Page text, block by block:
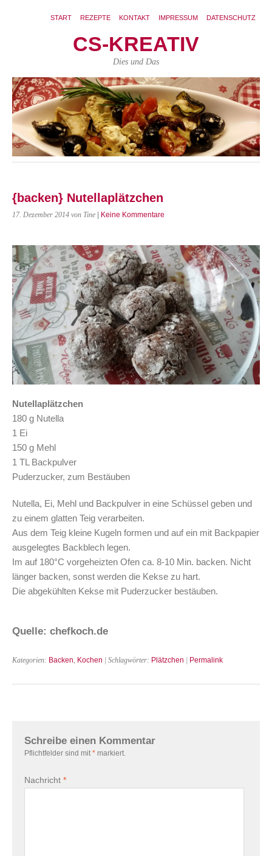
START REZEPTE KONTAKT IMPRESSUM DATENSCHUTZ
CS-KREATIV
Dies und Das
{backen} Nutellaplätzchen
17. Dezember 2014 von Tine | Keine Kommentare
Nutellaplätzchen
180 g Nutella
1 Ei
150 g Mehl
1 TL Backpulver
Puderzucker, zum Bestäuben
Nutella, Ei, Mehl und Backpulver in eine Schüssel geben und
zu einem glatten Teig verarbeiten.
Aus dem Teig kleine Kugeln formen und auf ein mit Backpapier
ausgelegtes Backblech legen.
Im auf 180°C vorgeheizten Ofen ca. 8-10 Min. backen. Nicht
länger backen, sonst werden die Kekse zu hart.
Die abgekühlten Kekse mit Puderzucker bestäuben.
Quelle: chefkoch.de
Kategorien: Backen, Kochen | Schlagwörter: Plätzchen Permalink
Schreibe einen Kommentar
Pflichtfelder sind mit * markiert.
Nachricht *